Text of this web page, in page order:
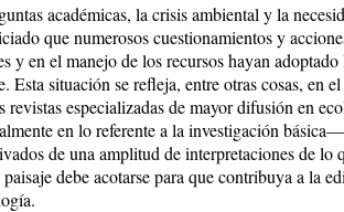
académicas, la crisis ambiental y la
que numerosos cuestionamientos y
y en el manejo de los recursos hayan
Esta situación se refleja, entre otras cosas, en
revistas especializadas de mayor difusión en
en lo referente a la investigación
de una amplitud de interpretaciones de lo
debe acotarse para que contribuya a la